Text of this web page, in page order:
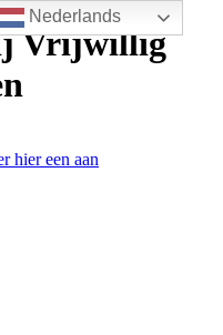
Nederlands
Vrijwillig
hier een aan